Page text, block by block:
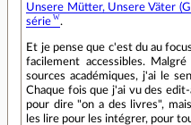
Unsere Mütter, Unsere Väter
série
.
Et je pense que c'est du au
facilement accessibles.
sources académiques, j'ai le
Chaque fois que j'ai vu des
pour dire "on a des livres",
les lire pour les intégrer, pour